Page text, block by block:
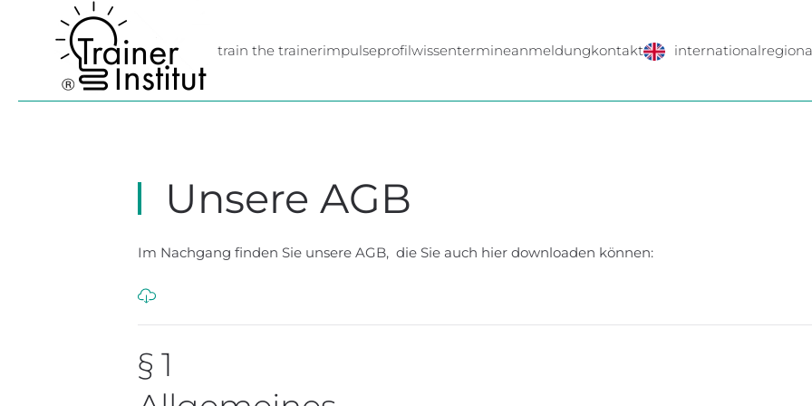
Skip to main content train the trainerimpulseprofilwissentermineanmeldungkontakt international
Unsere AGB
Im Nachgang finden Sie unsere AGB, die Sie auch hier downloaden können:
§ 1